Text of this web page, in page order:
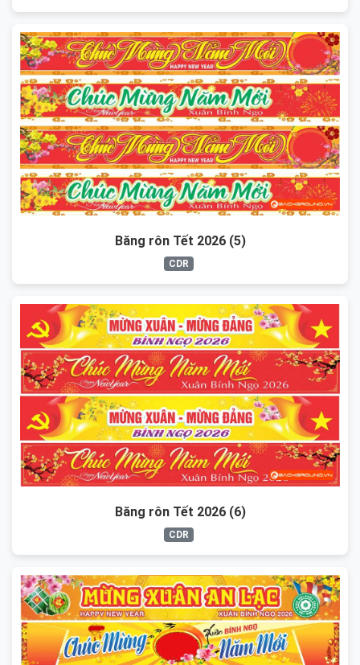
Băng rôn Tết 2026 (5)
CDR
Băng rôn Tết 2026 (6)
CDR